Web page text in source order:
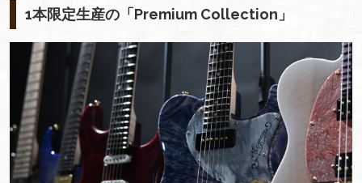
1本限定生産の「Premium Collection」